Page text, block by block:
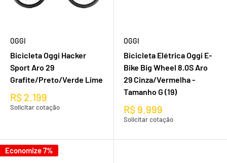
OGGI
Bicicleta Oggi Hacker
Sport Aro 29
Grafite/Preto/Verde Lime
R$ 2.199
Solicitar cotação
OGGI
Bicicleta Elétrica Oggi E-
Bike Big Wheel 8.0S Aro
29 Cinza/Vermelha -
Tamanho G (19)
R$ 9.999
Solicitar cotação
Economize 7%